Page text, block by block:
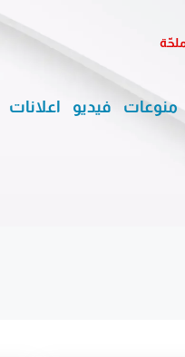
منوعات فيديو اعلانات